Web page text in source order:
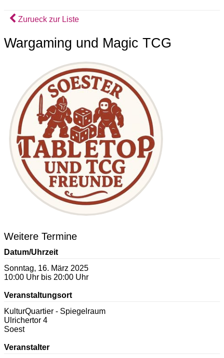
Zurueck zur Liste
Wargaming und Magic TCG
Weitere Termine
Datum/Uhrzeit
Sonntag, 16. März 2025
10:00 Uhr bis 20:00 Uhr
Veranstaltungsort
KulturQuartier - Spiegelraum
Ulrichertor 4
Soest
Veranstalter